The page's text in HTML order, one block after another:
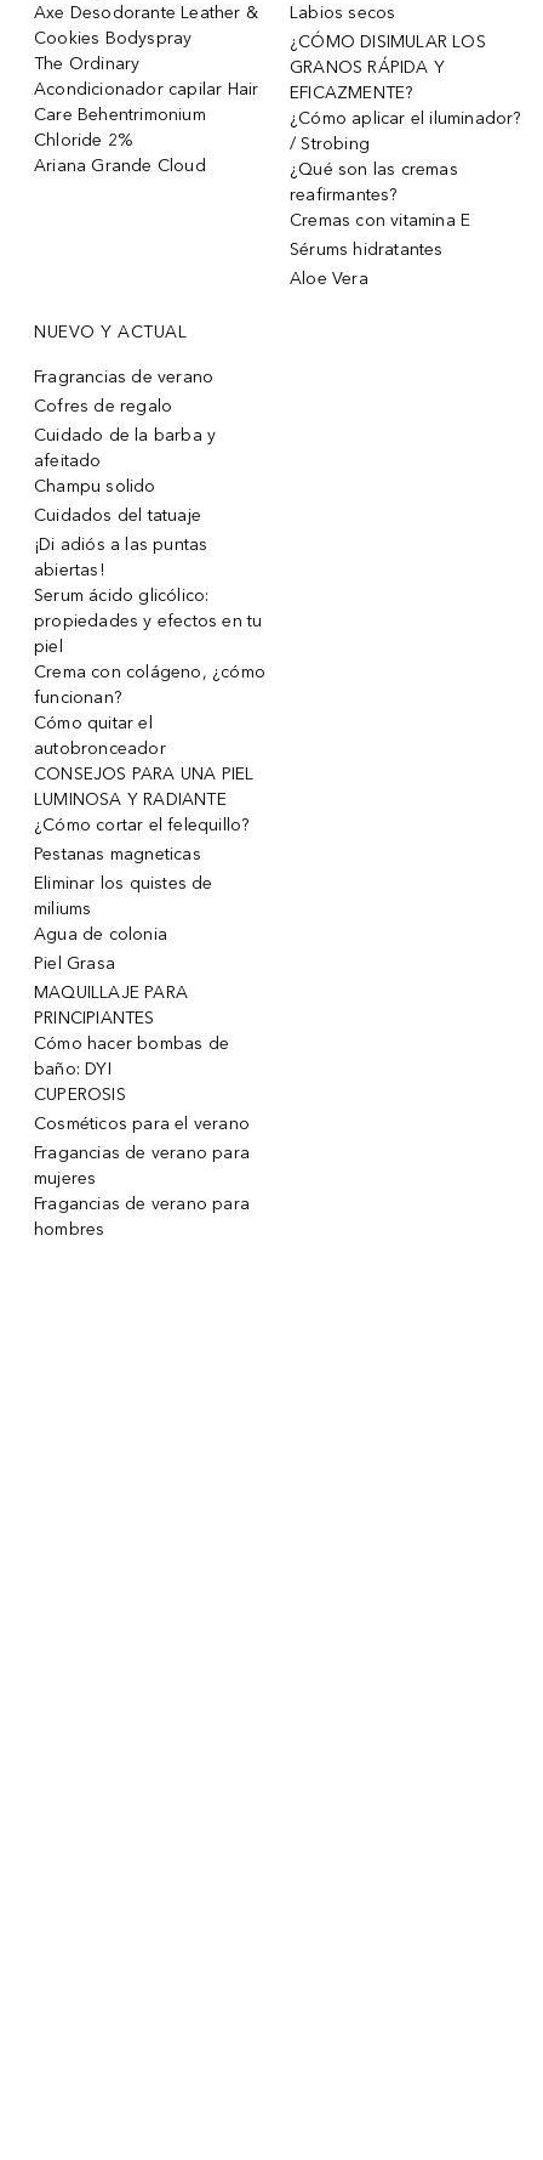
Axe Desodorante Leather &
Cookies Bodyspray
The Ordinary
Acondicionador capilar Hair
Care Behentrimonium
Chloride 2%
Ariana Grande Cloud
Labios secos
¿CÓMO DISIMULAR LOS
GRANOS RÁPIDA Y
EFICAZMENTE?
¿Cómo aplicar el iluminador?
/ Strobing
¿Qué son las cremas
reafirmantes?
Cremas con vitamina E
Sérums hidratantes
Aloe Vera
NUEVO Y ACTUAL
Fragrancias de verano
Cofres de regalo
Cuidado de la barba y
afeitado
Champu solido
Cuidados del tatuaje
¡Di adiós a las puntas
abiertas!
Serum ácido glicólico:
propiedades y efectos en tu
piel
Crema con colágeno, ¿cómo
funcionan?
Cómo quitar el
autobronceador
CONSEJOS PARA UNA PIEL
LUMINOSA Y RADIANTE
¿Cómo cortar el felequillo?
Pestanas magneticas
Eliminar los quistes de
miliums
Agua de colonia
Piel Grasa
MAQUILLAJE PARA
PRINCIPIANTES
Cómo hacer bombas de
baño: DYI
CUPEROSIS
Cosméticos para el verano
Fragancias de verano para
mujeres
Fragancias de verano para
hombres